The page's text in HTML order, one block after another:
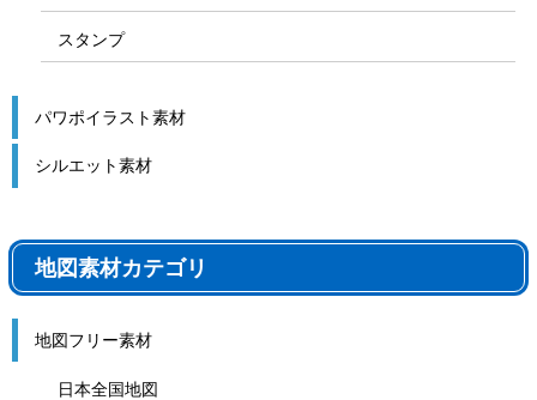
スタンプ
パワポイラスト素材
シルエット素材
地図素材カテゴリ
地図フリー素材
日本全国地図